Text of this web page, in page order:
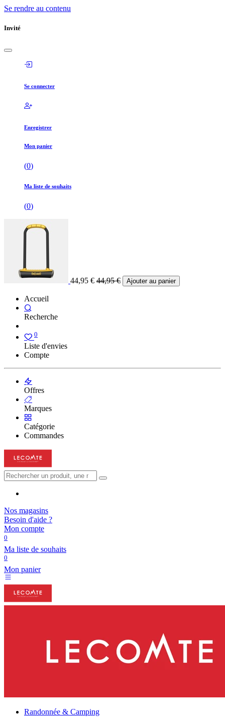
Se rendre au contenu
Invité
Se connecter
Enregistrer
Mon panier
(0)
Ma liste de souhaits
(0)
44,95 € 44,95€ Ajouter au panier
Accueil
Recherche
0
Liste d'envies
Compte
Offres
Marques
Catégorie
Commandes
Nos magasins
Besoin d'aide ?
Mon compte
0
Ma liste de souhaits
0
Mon panier
Randonnée & Camping